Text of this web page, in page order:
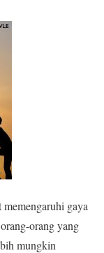
gaya
orang yang
mungkin